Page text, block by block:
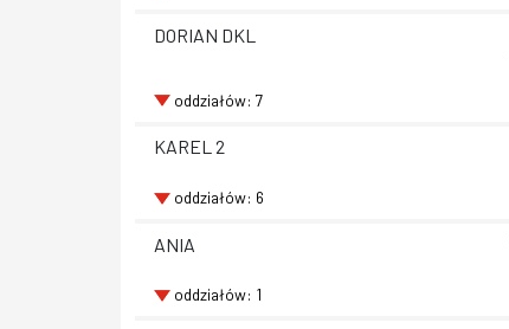
DORIAN DKL
oddziałów: 7
KAREL 2
oddziałów: 6
ANIA
oddziałów: 1